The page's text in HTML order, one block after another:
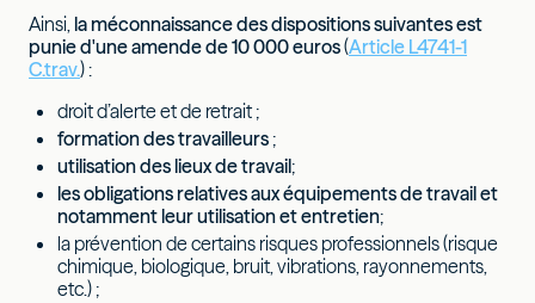
Ainsi, la méconnaissance des dispositions suivantes est
punie d'une amende de 10 000 euros(Article L4741-1
C.trav.) :
droit d’alerte et de retrait ;
formation des travailleurs ;
utilisation des lieux de travail;
les obligations relatives aux équipements de travail et
notamment leur utilisation et entretien;
la prévention de certains risques professionnels (risque
chimique, biologique, bruit, vibrations, rayonnements,
etc.) ;